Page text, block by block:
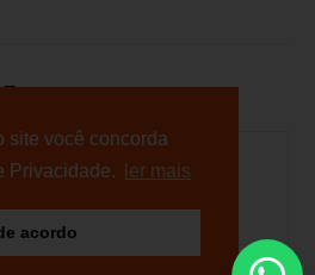
site você concorda
Privacidade.
ler mais
acordo
Enquete